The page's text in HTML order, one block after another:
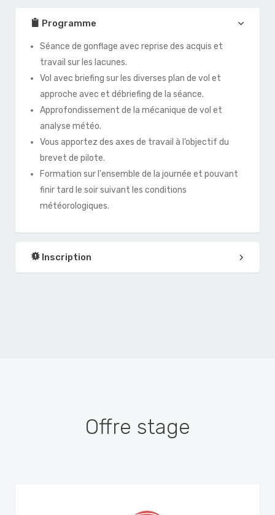
Programme
Séance de gonflage avec reprise des acquis et
travail sur les lacunes.
Vol avec briefing sur les diverses plan de vol et
approche avec et débriefing de la séance.
Approfondissement de la mécanique de vol et
analyse météo.
Vous apportez des axes de travail à l’objectif du
brevet de pilote.
Formation sur l'ensemble de la journée et pouvant
finir tard le soir suivant les conditions
météorologiques.
Inscription
Offre stage